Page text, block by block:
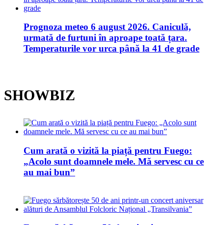
Prognoza meteo 6 august 2026. Caniculă,
urmată de furtuni în aproape toată țara.
Temperaturile vor urca până la 41 de grade
SHOWBIZ
Cum arată o vizită la piață pentru Fuego:
„Acolo sunt doamnele mele. Mă servesc cu ce
au mai bun”